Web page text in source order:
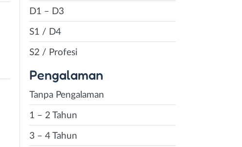
D1 – D3
S1 / D4
S2 / Profesi
Pengalaman
Tanpa Pengalaman
1 – 2 Tahun
3 – 4 Tahun